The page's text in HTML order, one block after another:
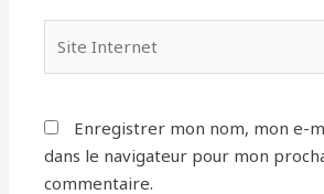
Internet
Enregistrer mon nom, mon e-
dans le navigateur pour mon
commentaire.